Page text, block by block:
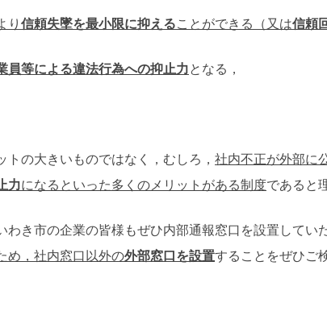
り 信頼失墜を最小限に抑えることができる（又は信頼
員等による違法行為への抑止力となる，
の大きいものではなく，むしろ， 社内不正が外部に
力になるといった多くのメリットがある制度であると
き市の企業の皆様もぜひ内部通報窓口を設置してい
め，社内窓口以外の外部窓口を設置することをぜひご